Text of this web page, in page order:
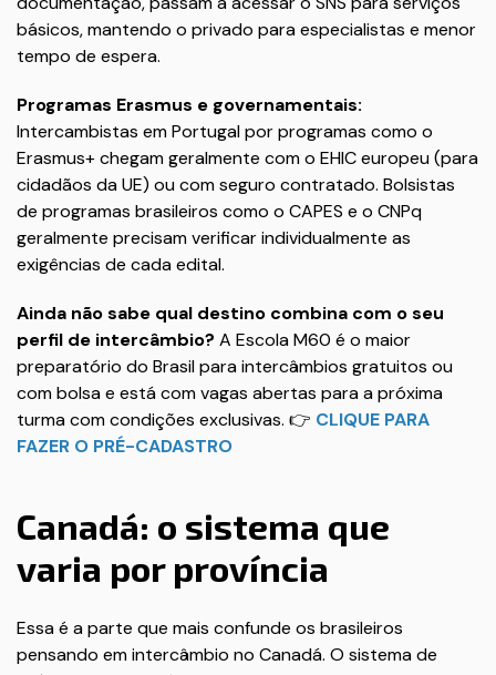
básicos, mantendo o privado para especialistas e menor
tempo de espera.
Programas Erasmus e governamentais:
Intercambistas em Portugal por programas como o
Erasmus+ chegam geralmente com o EHIC europeu (para
cidadãos da UE) ou com seguro contratado. Bolsistas
de programas brasileiros como o CAPES e o CNPq
geralmente precisam verificar individualmente as
exigências de cada edital.
Ainda não sabe qual destino combina com o seu
perfil de intercâmbio? A Escola M60 é o maior
preparatório do Brasil para intercâmbios gratuitos ou
com bolsa e está com vagas abertas para a próxima
turma com condições exclusivas. 👉 CLIQUE PARA
FAZER O PRÉ-CADASTRO
Canadá: o sistema que
varia por província
Essa é a parte que mais confunde os brasileiros
pensando em intercâmbio no Canadá. O sistema de